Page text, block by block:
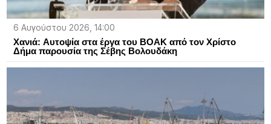
6 Αυγούστου 2026, 14:00
Χανιά: Aυτοψία στα έργα του ΒΟΑΚ από τον Χρίστο
Δήμα παρουσία της Σέβης Βολουδάκη